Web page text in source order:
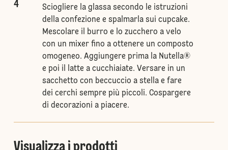
4
Sciogliere la glassa secondo le istruzioni
della confezione e spalmarla sui cupcake.
Mescolare il burro e lo zucchero a velo
con un mixer fino a ottenere un composto
omogeneo. Aggiungere prima la Nutella®
e poi il latte a cucchiaiate. Versare in un
sacchetto con beccuccio a stella e fare
dei cerchi sempre più piccoli. Cospargere
di decorazioni a piacere.